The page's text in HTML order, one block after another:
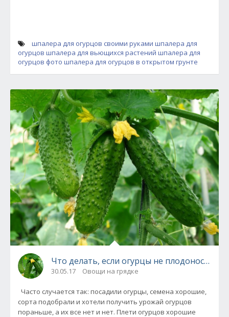
шпалера для огурцов своими руками шпалера для
огурцов шпалера для вьющихся растений шпалера для
огурцов фото шпалера для огурцов в открытом грунте
Что делать, если огурцы не плодоносят ?
30.05.17 Овощи на грядке
Часто случается так: посадили огурцы, семена хорошие,
сорта подобрали и хотели получить урожай огурцов
пораньше, а их все нет и нет. Плети огурцов хорошие